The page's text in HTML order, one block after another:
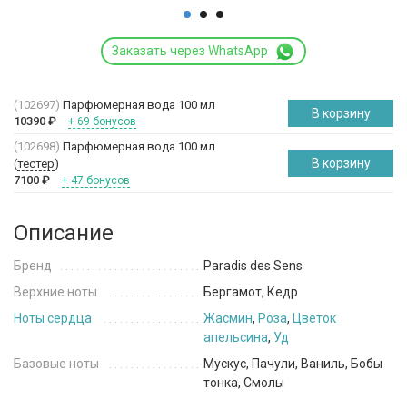
Заказать через WhatsApp
(102697) Парфюмерная вода 100 мл
10390 ₽ + 69 бонусов
В корзину
(102698) Парфюмерная вода 100 мл
(тестер)
7100 ₽ + 47 бонусов
В корзину
Описание
Бренд
Paradis des Sens
Верхние ноты
Бергамот, Кедр
Ноты сердца
Жасмин, Роза, Цветок
апельсина, Уд
Базовые ноты
Мускус, Пачули, Ваниль, Бобы
тонка, Смолы